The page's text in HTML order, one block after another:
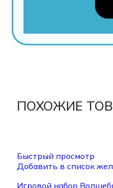
ПОХОЖИЕ
Быстрый просмотр
Добавить в список
Игровой набор